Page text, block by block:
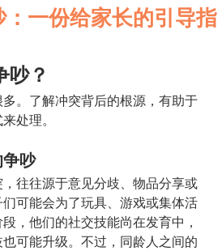
一份给家长的引导指
吵？
。了解冲突背后的根源，有助于
处理。
吵
往往源于意见分歧、物品分享或
可能会为了玩具、游戏或集体活
，他们的社交技能尚在发育中，
可能升级。不过，同龄人之间的